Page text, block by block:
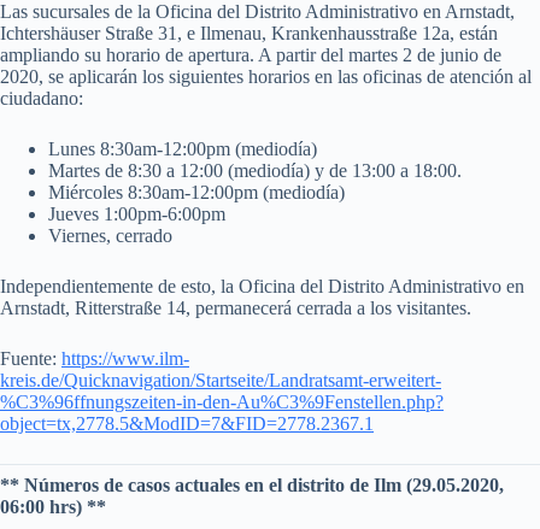
Las sucursales de la Oficina del Distrito Administrativo en Arnstadt,
Ichtershäuser Straße 31, e Ilmenau, Krankenhausstraße 12a, están
ampliando su horario de apertura. A partir del martes 2 de junio de
2020, se aplicarán los siguientes horarios en las oficinas de atención al
ciudadano:
Lunes 8:30am-12:00pm (mediodía)
Martes de 8:30 a 12:00 (mediodía) y de 13:00 a 18:00.
Miércoles 8:30am-12:00pm (mediodía)
Jueves 1:00pm-6:00pm
Viernes, cerrado
Independientemente de esto, la Oficina del Distrito Administrativo en
Arnstadt, Ritterstraße 14, permanecerá cerrada a los visitantes.
Fuente: https://www.ilm-
kreis.de/Quicknavigation/Startseite/Landratsamt-erweitert-
%C3%96ffnungszeiten-in-den-Au%C3%9Fenstellen.php?
object=tx,2778.5&ModID=7&FID=2778.2367.1
** Números de casos actuales en el distrito de Ilm (29.05.2020,
06:00 hrs) **